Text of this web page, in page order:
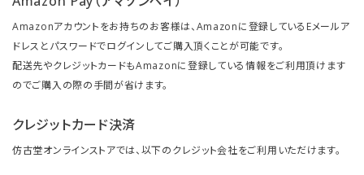
Amazonアカウントをお持ちのお客様は、Amazonに登録しているEメールア
ドレスとパスワードでログインしてご購入頂くことが可能です。
配送先やクレジットカードもAmazonに登録している情報をご利用頂けます
のでご購入の際の手間が省けます。
クレジットカード決済
仿古堂オンラインストアでは、以下のクレジット会社をご利用いただけます。